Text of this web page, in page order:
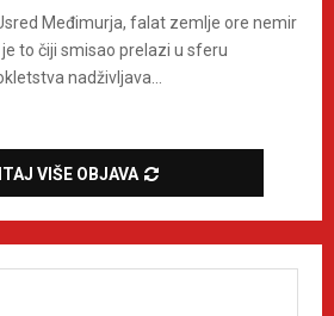
Međimurja, falat zemlje ore nemir
to čiji smisao prelazi u sferu
nadživljava...
VIŠE OBJAVA